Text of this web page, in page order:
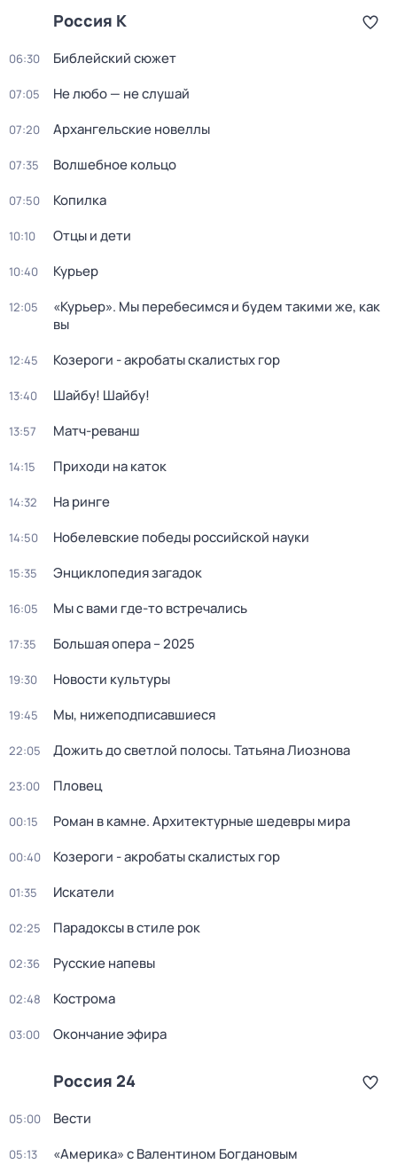
Россия К
06:30 Библейский сюжет
07:05 Не любо — не слушай
07:20 Архангельские новеллы
07:35 Волшебное кольцо
07:50 Копилка
10:10 Отцы и дети
10:40 Курьер
12:05
«Курьер». Мы перебесимся и будем такими же, как
вы
12:45 Козероги - акробаты скалистых гор
13:40 Шайбу! Шайбу!
13:57 Матч-реванш
14:15 Приходи на каток
14:32 На ринге
14:50 Нобелевские победы российской науки
15:35 Энциклопедия загадок
16:05 Мы с вами где-то встречались
17:35 Большая опера – 2025
19:30 Новости культуры
19:45 Мы, нижеподписавшиеся
22:05 Дожить до светлой полосы. Татьяна Лиознова
23:00 Пловец
00:15 Роман в камне. Архитектурные шедевры мира
00:40 Козероги - акробаты скалистых гор
01:35 Искатели
02:25 Парадоксы в стиле рок
02:36 Русские напевы
02:48 Кострома
03:00 Окончание эфира
Россия 24
05:00 Вести
05:13 «Америка» с Валентином Богдановым